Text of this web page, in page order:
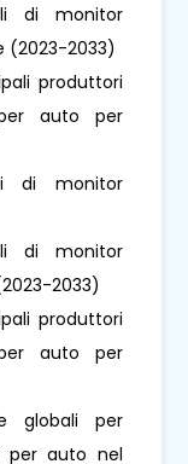
di monitor
(2023-2033)
produttori
auto per
di monitor
di monitor
2033)
produttori
auto per
globali per
per auto nel